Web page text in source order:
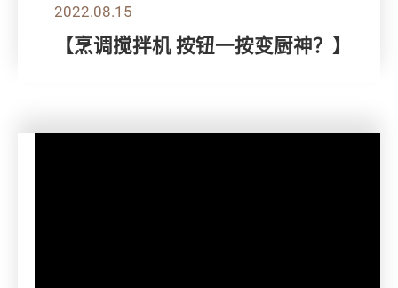
2022.08.15
【烹调搅拌机 按钮一按变厨神？】